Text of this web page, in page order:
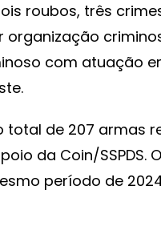
roubos, três
com atuação
total de 207 armas
da Coin/SSPDS.
período de